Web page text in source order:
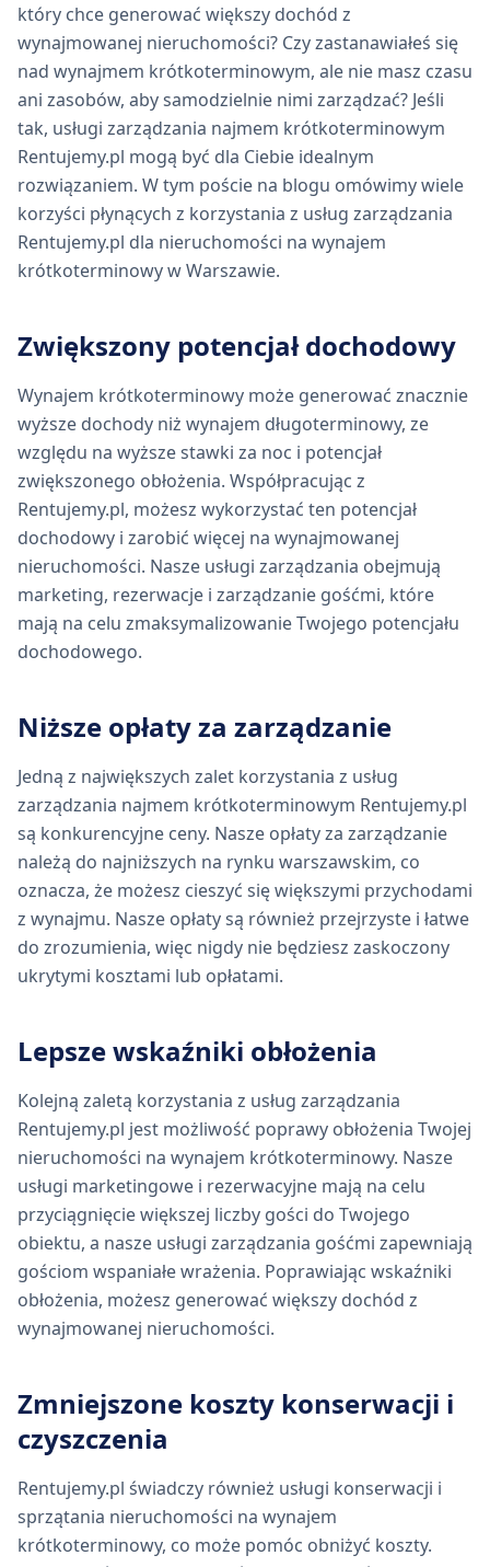
który chce generować większy dochód z
wynajmowanej nieruchomości? Czy zastanawiałeś się
nad wynajmem krótkoterminowym, ale nie masz czasu
ani zasobów, aby samodzielnie nimi zarządzać? Jeśli
tak, usługi zarządzania najmem krótkoterminowym
Rentujemy.pl mogą być dla Ciebie idealnym
rozwiązaniem. W tym poście na blogu omówimy wiele
korzyści płynących z korzystania z usług zarządzania
Rentujemy.pl dla nieruchomości na wynajem
krótkoterminowy w Warszawie.
Zwiększony potencjał dochodowy
Wynajem krótkoterminowy może generować znacznie
wyższe dochody niż wynajem długoterminowy, ze
względu na wyższe stawki za noc i potencjał
zwiększonego obłożenia. Współpracując z
Rentujemy.pl, możesz wykorzystać ten potencjał
dochodowy i zarobić więcej na wynajmowanej
nieruchomości. Nasze usługi zarządzania obejmują
marketing, rezerwacje i zarządzanie gośćmi, które
mają na celu zmaksymalizowanie Twojego potencjału
dochodowego.
Niższe opłaty za zarządzanie
Jedną z największych zalet korzystania z usług
zarządzania najmem krótkoterminowym Rentujemy.pl
są konkurencyjne ceny. Nasze opłaty za zarządzanie
należą do najniższych na rynku warszawskim, co
oznacza, że możesz cieszyć się większymi przychodami
z wynajmu. Nasze opłaty są również przejrzyste i łatwe
do zrozumienia, więc nigdy nie będziesz zaskoczony
ukrytymi kosztami lub opłatami.
Lepsze wskaźniki obłożenia
Kolejną zaletą korzystania z usług zarządzania
Rentujemy.pl jest możliwość poprawy obłożenia Twojej
nieruchomości na wynajem krótkoterminowy. Nasze
usługi marketingowe i rezerwacyjne mają na celu
przyciągnięcie większej liczby gości do Twojego
obiektu, a nasze usługi zarządzania gośćmi zapewniają
gościom wspaniałe wrażenia. Poprawiając wskaźniki
obłożenia, możesz generować większy dochód z
wynajmowanej nieruchomości.
Zmniejszone koszty konserwacji i
czyszczenia
Rentujemy.pl świadczy również usługi konserwacji i
sprzątania nieruchomości na wynajem
krótkoterminowy, co może pomóc obniżyć koszty.